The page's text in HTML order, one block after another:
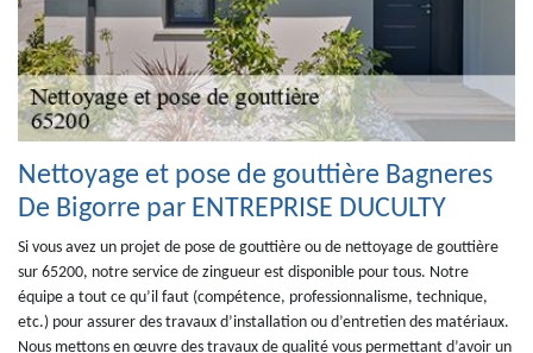
Nettoyage et pose de gouttière Bagneres
De Bigorre par ENTREPRISE DUCULTY
Si vous avez un projet de pose de gouttière ou de nettoyage de gouttière
sur 65200, notre service de zingueur est disponible pour tous. Notre
équipe a tout ce qu’il faut (compétence, professionnalisme, technique,
etc.) pour assurer des travaux d’installation ou d’entretien des matériaux.
Nous mettons en œuvre des travaux de qualité vous permettant d’avoir un